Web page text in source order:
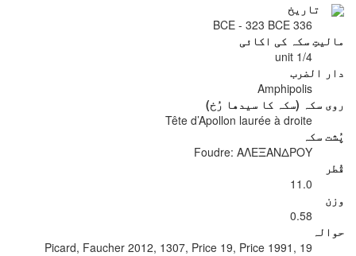
تاریخ
336 BCE - 323 BCE
مالیتِ سکہ کی اکائی
1/4 unit
دار الضرب
Amphipolis
روی سکہ (سکہ کا سیدھا رُخ)
Tête d’Apollon laurée à droite
پُشت سکہ
Foudre: ΑΛΕΞΑΝΔΡΟΥ
قُطر
11.0
وزن
0.58
حوالہ
Picard, Faucher 2012, 1307, Price 19, Price 1991, 19